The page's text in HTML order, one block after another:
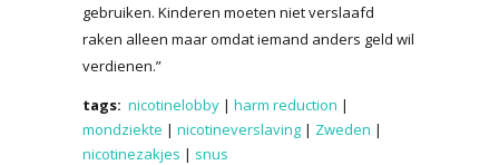
gebruiken. Kinderen moeten niet verslaafd
raken alleen maar omdat iemand anders geld wil
verdienen.”
tags: nicotinelobby | harm reduction |
mondziekte | nicotineverslaving | Zweden |
nicotinezakjes | snus